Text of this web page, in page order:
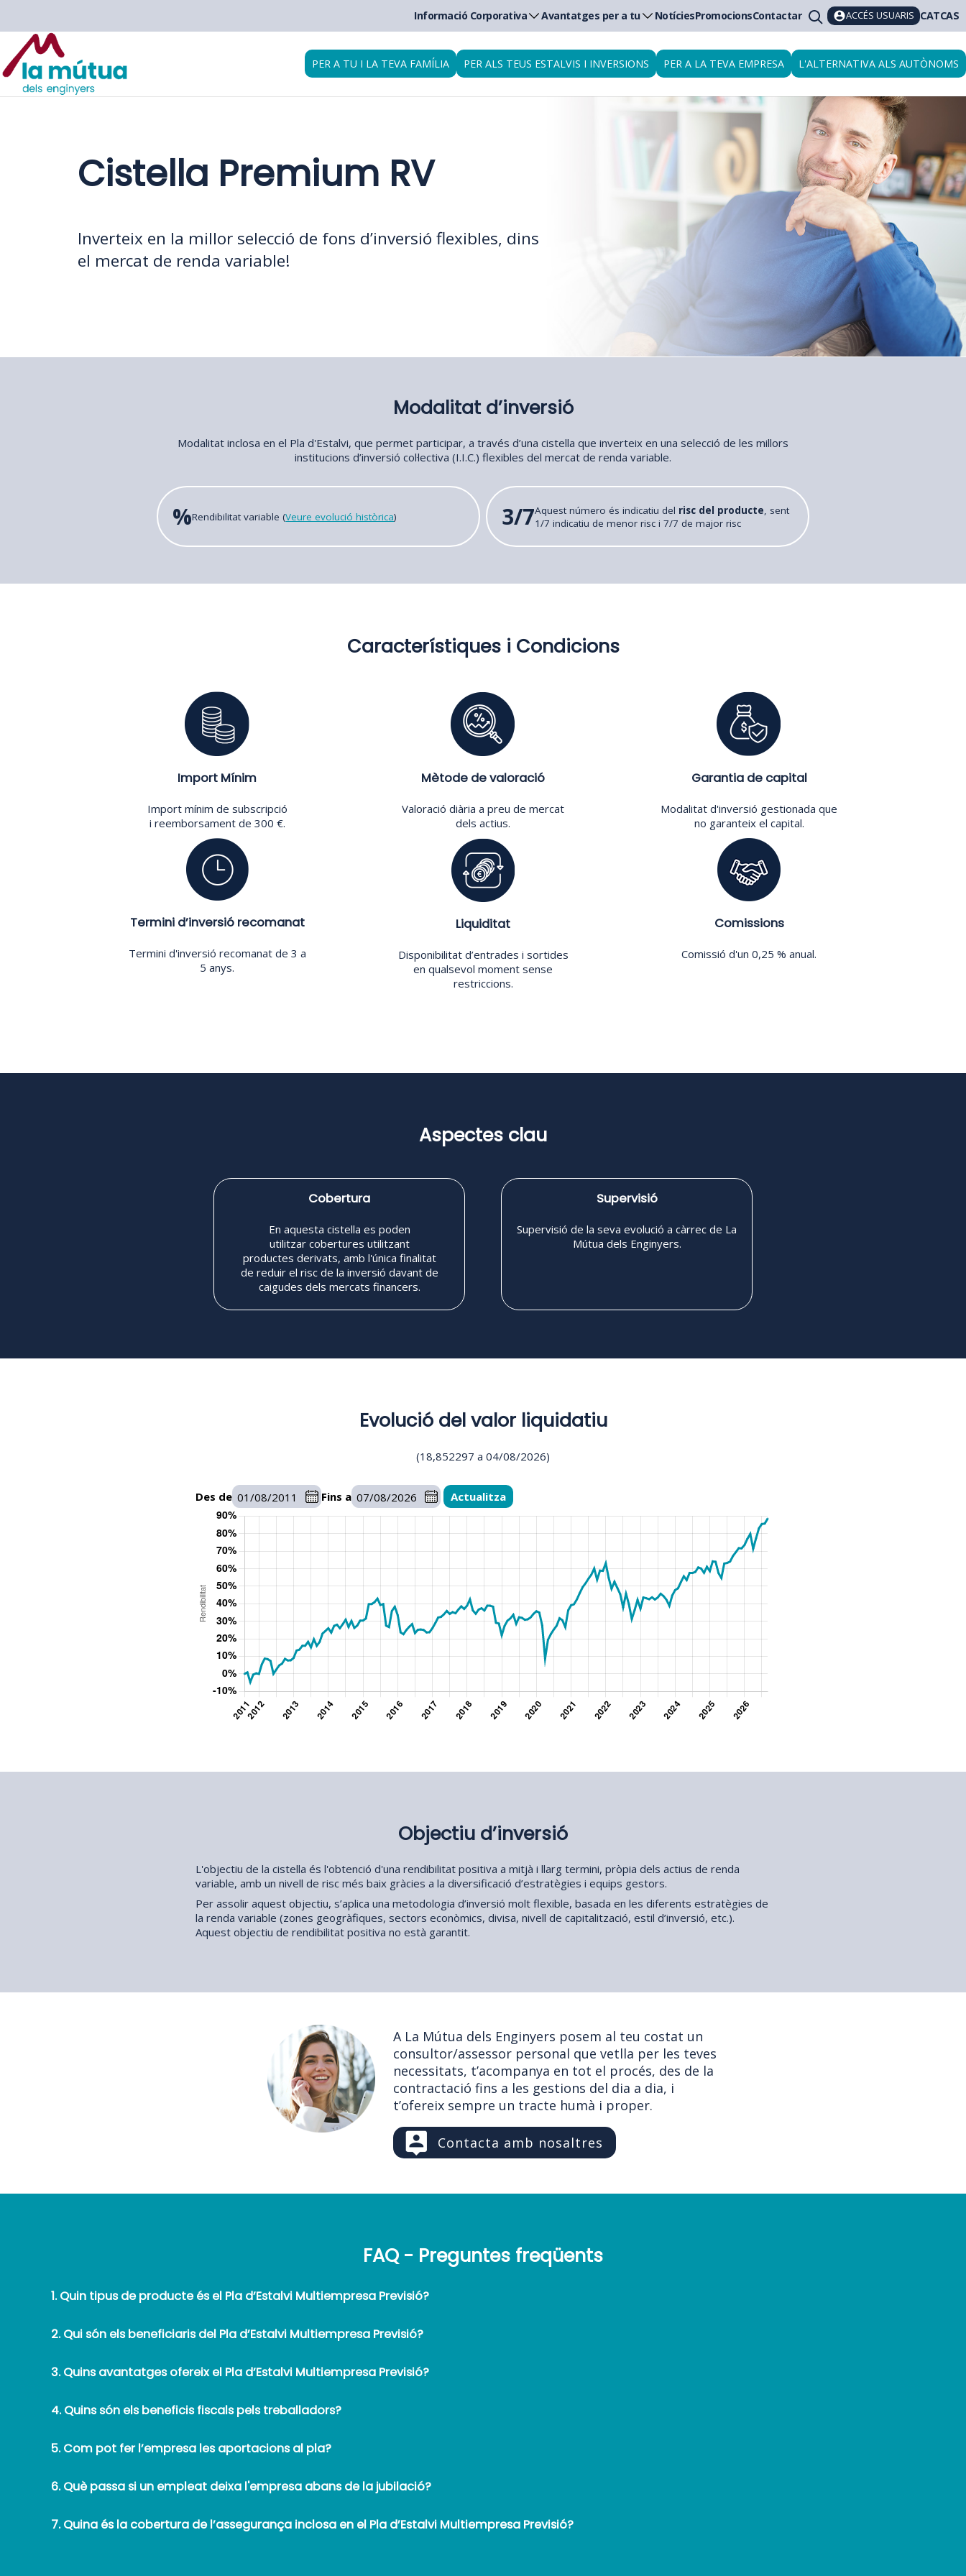
Informació Corporativa Avantatges per a tu NotíciesPromocionsContactar ACCÉS USUARIS CATCAS
PER A TU I LA TEVA FAMÍLIA PER ALS TEUS ESTALVIS I INVERSIONS PER A LA TEVA EMPRESA L'ALTERNATIVA ALS AUTÒNOMS
Cistella Premium RV
Inverteix en la millor selecció de fons d’inversió flexibles, dins
el mercat de renda variable!
Modalitat d’inversió
Modalitat inclosa en el Pla d'Estalvi, que permet participar, a través d’una cistella que inverteix en una selecció de les millors
institucions d’inversió col·lectiva (I.I.C.) flexibles del mercat de renda variable.
%Rendibilitat variable (Veure evolució històrica) 3/7Aquest número és indicatiu del risc del producte, sent
1/7 indicatiu de menor risc i 7/7 de major risc
Característiques i Condicions
Import Mínim
Import mínim de subscripció
i reemborsament de 300 €.
Mètode de valoració
Valoració diària a preu de mercat
dels actius.
Garantia de capital
Modalitat d'inversió gestionada que
no garanteix el capital.
Termini d’inversió recomanat
Termini d'inversió recomanat de 3 a
5 anys.
Liquiditat
Disponibilitat d’entrades i sortides
en qualsevol moment sense
restriccions.
Comissions
Comissió d'un 0,25 % anual.
Aspectes clau
Cobertura
En aquesta cistella es poden
utilitzar cobertures utilitzant
productes derivats, amb l'única finalitat
de reduir el risc de la inversió davant de
caigudes dels mercats financers.
Supervisió
Supervisió de la seva evolució a càrrec de La
Mútua dels Enginyers.
Evolució del valor liquidatiu
(18,852297 a 04/08/2026)
Des de Fins a
Objectiu d’inversió
L'objectiu de la cistella és l'obtenció d'una rendibilitat positiva a mitjà i llarg termini, pròpia dels actius de renda
variable, amb un nivell de risc més baix gràcies a la diversificació d’estratègies i equips gestors.
Per assolir aquest objectiu, s’aplica una metodologia d’inversió molt flexible, basada en les diferents estratègies de
la renda variable (zones geogràfiques, sectors econòmics, divisa, nivell de capitalització, estil d’inversió, etc.).
Aquest objectiu de rendibilitat positiva no està garantit.
A La Mútua dels Enginyers posem al teu costat un
consultor/assessor personal que vetlla per les teves
necessitats, t’acompanya en tot el procés, des de la
contractació fins a les gestions del dia a dia, i
t’ofereix sempre un tracte humà i proper.
Contacta amb nosaltres
FAQ - Preguntes freqüents
1. Quin tipus de producte és el Pla d’Estalvi Multiempresa Previsió?
2. Qui són els beneficiaris del Pla d’Estalvi Multiempresa Previsió?
3. Quins avantatges ofereix el Pla d’Estalvi Multiempresa Previsió?
4. Quins són els beneficis fiscals pels treballadors?
5. Com pot fer l’empresa les aportacions al pla?
6. Què passa si un empleat deixa l'empresa abans de la jubilació?
7. Quina és la cobertura de l’assegurança inclosa en el Pla d’Estalvi Multiempresa Previsió?